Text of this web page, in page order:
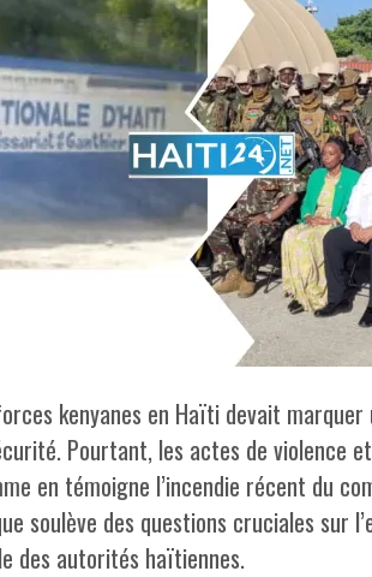
kenyanes en Haïti devait
Pourtant, les actes de violence
en témoigne l’incendie récent du
soulève des questions cruciales sur
des autorités haïtiennes.